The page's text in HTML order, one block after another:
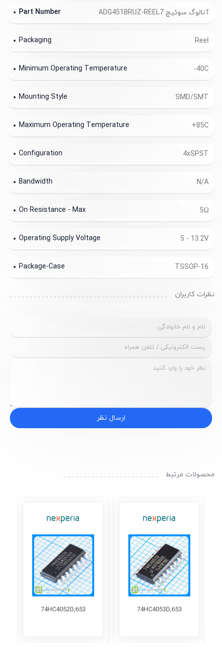
آنالوگ سوئیچ ADG451BRUZ-REEL7 Part Number
Reel
Packaging
-40C
Minimum Operating Temperature
SMD/SMT
Mounting Style
+85C
Maximum Operating Temperature
4xSPST
Configuration
N/A
Bandwidth
5Ω
On Resistance - Max
5 - 13.2V
Operating Supply Voltage
TSSOP-16
Package-Case
نظرات کاربران
ارسال نظر
محصولات مرتبط
74HC4053D,653
74HC4052D,653